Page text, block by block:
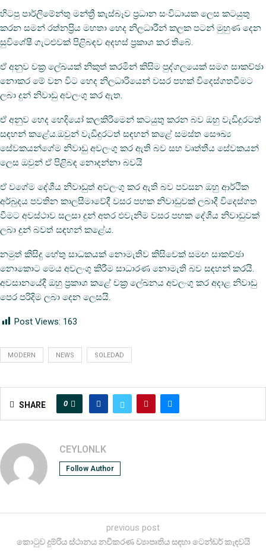
හිටපු පාර්ලිමේන්තු මන්ත්‍රී කැස්බෑව ප්‍රධාන සංවිධායක ලෙස කටයුතු
කරන සමන් රත්නප්‍රිය මහතා හෙද නිලධාරීන් කලක පටන් මුහුණ දෙන
සුවිශේෂී ගැටළුවක් පිළිබඳව අදහස් ප්‍රකාශ කර තිබේ.
ඒ අනුව චක්‍ර ලේඛයක් නිකුත් කරමින් කිසිම පුද්ගලයෙක් සමග සාකච්ඡා
නොකර මේ වන විට හෙද නිලධාරියෙන් වසර පහක් විදෙස්ගතවීමට
ලබා දුන් නිවාඩු අවලංගු කර ඇත.
ඒ අනුව හෙද හෙදියෝ කලකිරීමෙන් කටයුතු කරන බව ඔහු වැඩිදුරටත්
සඳහන් කළේය.ඔවුන් වැඩිදුරටත් සඳහන් කළේ සමස්ත සෞඛ්‍ය
සේවකයන්ගේම නිවාඩු අවලංගු කර ඇති බව සහ වෘත්තීය සේවකයන්
ලෙස ඔවුන් ඒ පිළිබඳ නොදන්නා බවයි
ඒ වගේම දේශීය නිවාඩුත් අවලංගු කර ඇති බව පවසන ඔහු ආර්ථික
අර්බුදය පවතින කාලසීමාවේදී වසර පහක නිවාඩුවක් ලබාදී විදෙස්ගත
වීමට අවස්ථාව සලසා දුන් අතර එවැනිම වසර පහක දේශීය නිවාඩුවක්
ලබා දුන් බවත් සඳහන් කළේය.
නමුත් කිසිදු හේතු සාධකයක් නොමැතිව කිසිවෙක් සමඟ සාකච්ඡා
නොකොට මෙය අවලංගු කිරීම සාධාරණ නොමැති බව සඳහන් කරයි.
අවසානයේදී ඔහු ප්‍රකාශ කළේ චක්‍ර ලේඛනය අවලංගු කර අදාළ නිවාඩු
පෙර පරිදිම ලබා දෙන ලෙසයි.
Post Views: 163
MODERN NEWS SOLEDAD
SHARE 0
CEYLONLK
Follow Author
previous post
කොටුව දුම්රිය ස්ථානය නවීකරණ ව්‍යාපෘතිය සඳහා ටෙන්ඩර් කැඳවයි